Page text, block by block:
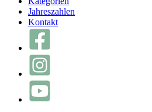
Jahreszahlen
Kontakt